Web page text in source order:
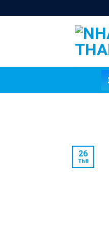
to
26
Th8